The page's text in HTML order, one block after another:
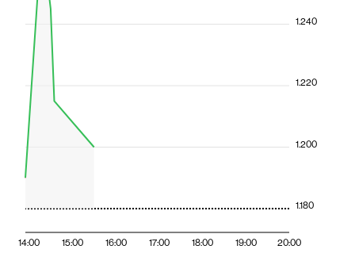
14:00 15:00 16:00 17:00 18:00 19:00 20:00
1.180
1.200
1.220
1.240